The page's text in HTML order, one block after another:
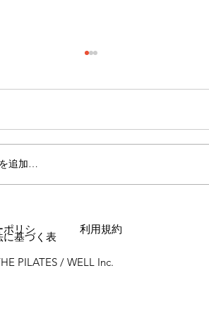
張り感
追加…
PILATES / WELL Inc.
ポリシ
利用規約
に基づく表